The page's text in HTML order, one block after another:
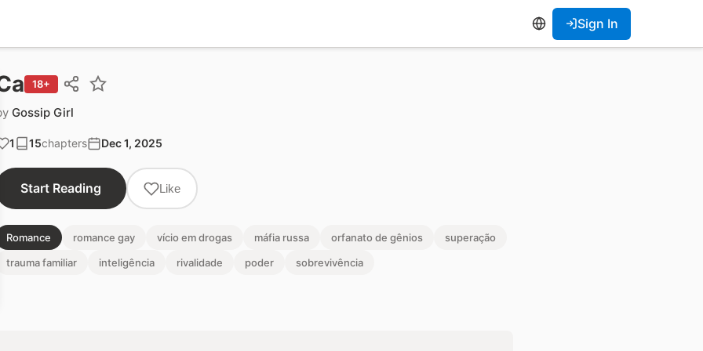
Sign In
18+
Gossip Girl
1 15chapters Dec 1, 2025
Start Reading Like
Romance romance gay vício em drogas máfia russa orfanato de gênios
superação
trauma familiar
inteligência rivalidade poder sobrevivência